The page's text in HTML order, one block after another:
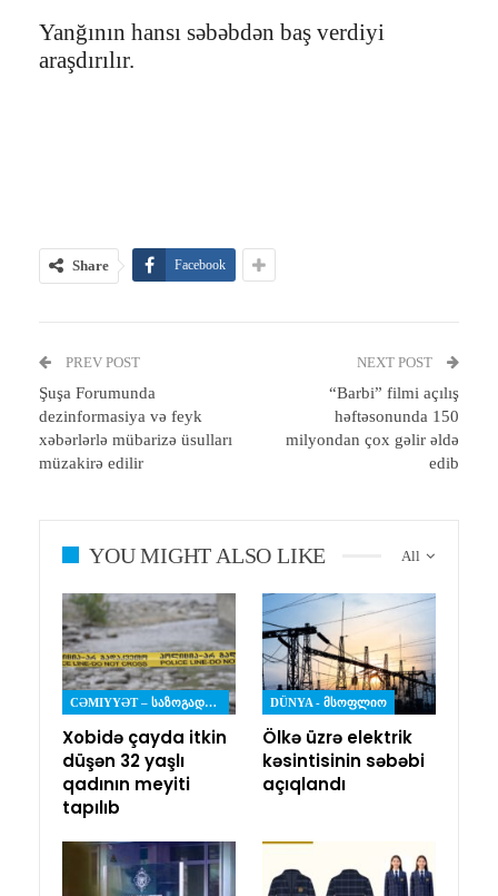
Yanğının hansı səbəbdən baş verdiyi
araşdırılır.
Share Facebook
PREV POST
Şuşa Forumunda
dezinformasiya və feyk
xəbərlərlə mübarizə üsulları
müzakirə edilir
NEXT POST
“Barbi” filmi açılış
həftəsonunda 150
milyondan çox gəlir əldə
edib
All
YOU MIGHT ALSO LIKE
CƏMIYYƏT – ᲡᲐᲖᲝᲒᲐᲓᲝᲔᲑᲐ
Xobidə çayda itkin
düşən 32 yaşlı
qadının meyiti
tapılıb
DÜNYA - ᲛᲡᲝᲤᲚᲘᲝ
Ölkə üzrə elektrik
kəsintisinin səbəbi
açıqlandı